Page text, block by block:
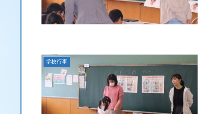
学校行事